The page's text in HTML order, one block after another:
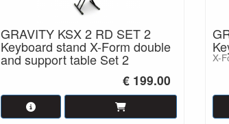
GRAVITY KSX 2 RD SET 2
Keyboard stand X-Form double
and support table Set 2
€ 199.00
X-